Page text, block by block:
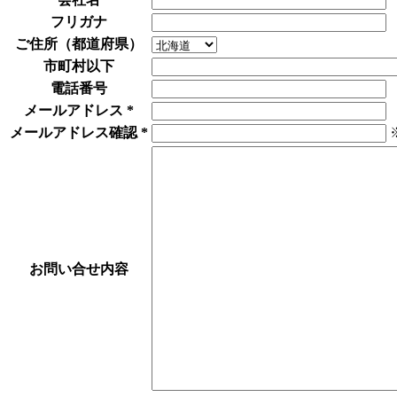
フリガナ
ご住所（都道府県）
市町村以下
電話番号
メールアドレス *
メールアドレス確認 *
お問い合せ内容